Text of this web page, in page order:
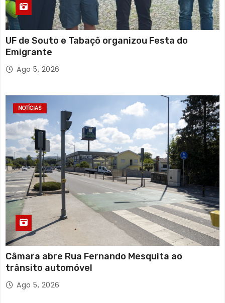
UF de Souto e Tabaçô organizou Festa do
Emigrante
Ago 5, 2026
NOTÍCIAS
Câmara abre Rua Fernando Mesquita ao
trânsito automóvel
Ago 5, 2026